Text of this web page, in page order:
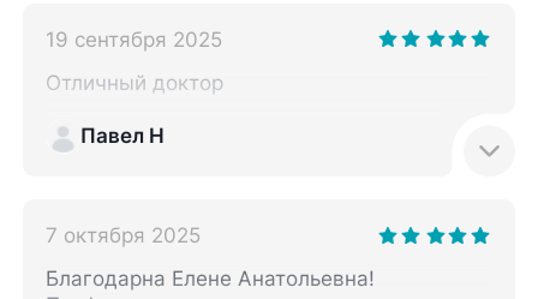
19 сентября 2025
Отличный доктор
Павел Н
7 октября 2025
Благодарна Елене Анатольевна!